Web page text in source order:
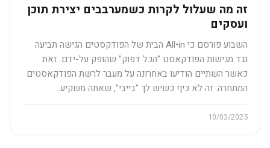
זה מה שעלול לקרות כשמערבבים יצירת תוכן
ועסקים​
השבוע פורסם כי All•in הבית של הפודקסטים הגישה תביעה
נגד מגישות הפודקאסט "הכל דפוק" שהופק על-ידם. זאת
כאשר השתיים הודיעו באחרונה על מעבר לרשת הפודקאסטים
המתחרה. זה לא כיף כשיש לך "בייבי", שאתה משקיע…
10/03/2025